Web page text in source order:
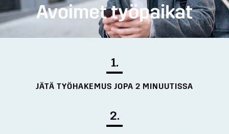
Avoimet työpaikat
1.
JÄTÄ TYÖHAKEMUS JOPA 2 MINUUTISSA
2.